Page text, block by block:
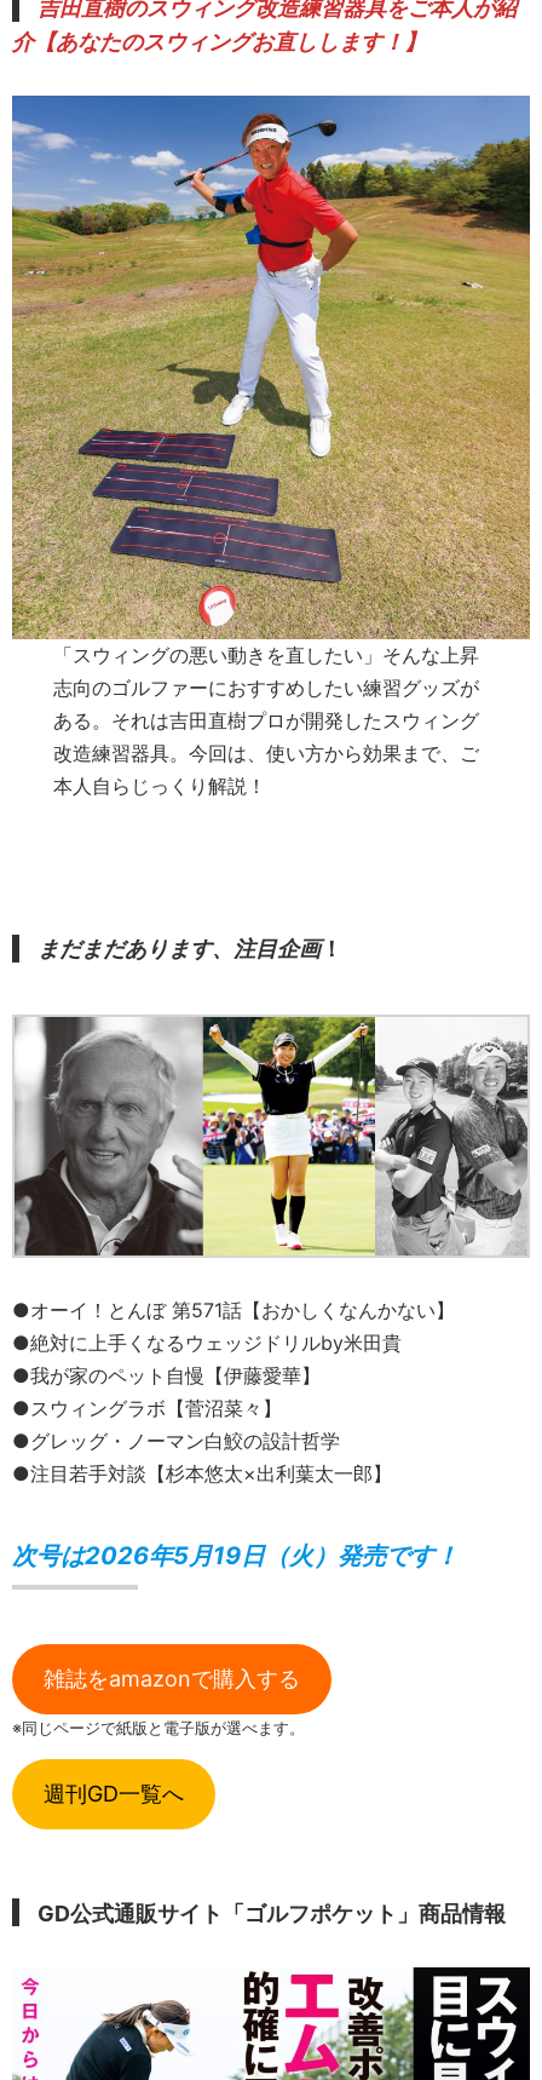
吉田直樹のスウィング改造練習器具をご本人が紹
介【あなたのスウィングお直しします！】
「スウィングの悪い動きを直したい」そんな上昇
志向のゴルファーにおすすめしたい練習グッズが
ある。それは吉田直樹プロが開発したスウィング
改造練習器具。今回は、使い方から効果まで、ご
本人自らじっくり解説！
まだまだあります、注目企画！
●オーイ！とんぼ 第571話【おかしくなんかない】
●絶対に上手くなるウェッジドリルby米田貴
●我が家のペット自慢【伊藤愛華】
●スウィングラボ【菅沼菜々】
●グレッグ・ノーマン白鮫の設計哲学
●注目若手対談【杉本悠太×出利葉太一郎】
次号は2026年5月19日（火）発売です！
雑誌をamazonで購入する
※同じページで紙版と電子版が選べます。
週刊GD一覧へ
GD公式通販サイト「ゴルフポケット」商品情報